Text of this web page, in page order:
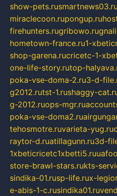
show-pets.rusmartnews03.ru
miraclecoon.rupongup.ru
firehunters.rugribowo.ru
hometown-france.ru1-
shop-garena.rucricetc-1-
one-life-story.rutop-
poka-vse-doma-2.ru3-d-
g2012.rutst-1.rushaggy-
g-2012.ruops-mgr.ru
poka-vse-doma2.ru
tehosmotre.ruvarieta-yug.ru
raytor-d.ruatillagunn.ru3d-
1xbeticricetc1xbetti5.ru
store-brawl-stars.rukts-
sindika-01.rusp-life.rux-
e-abis-1-c.rusindika01.ru